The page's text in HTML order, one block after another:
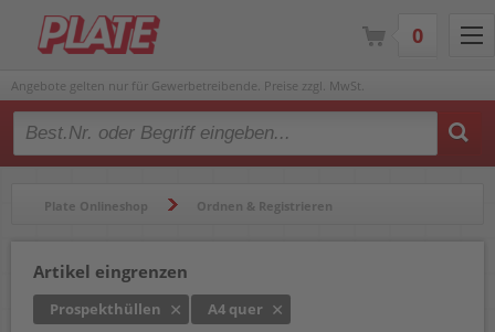
Angebote gelten nur für Gewerbetreibende. Preise zzgl. MwSt.
Type 2 or more characters for results.
Plate Onlineshop Ordnen & Registrieren
Artikel eingrenzen
Prospekthüllen A4 quer
0